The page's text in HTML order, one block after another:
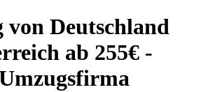
von Deutschland
ab 255€ -